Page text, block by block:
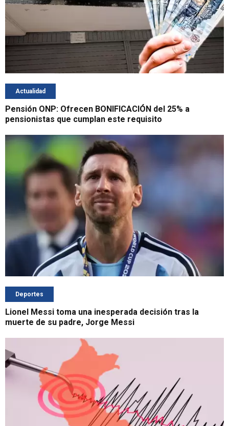
Actualidad
Pensión ONP: Ofrecen BONIFICACIÓN del 25% a
pensionistas que cumplan este requisito
Deportes
Lionel Messi toma una inesperada decisión tras la
muerte de su padre, Jorge Messi